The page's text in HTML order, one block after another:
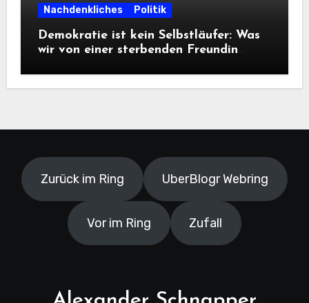
Nachdenkliches Politik
Demokratie ist kein Selbstläufer: Was
wir von einer sterbenden Freundin
Zurück im Ring UberBlogr Webring
Vor im Ring Zufall